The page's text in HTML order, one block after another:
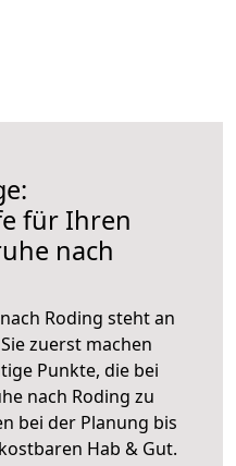
für Ihren
nach
Roding steht an
zuerst machen
Punkte, die bei
nach Roding zu
bei der Planung bis
Hab & Gut.